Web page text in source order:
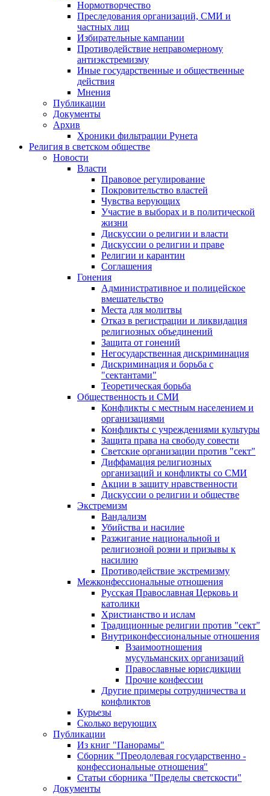
Нормотворчество
Преследования организаций, СМИ и
частных лиц
Избирательные кампании
Противодействие неправомерному
антиэкстремизму
Иные государственные и общественные
действия
Мнения
Публикации
Документы
Архив
Хроники фильтрации Рунета
Религия в светском обществе
Новости
Власти
Правовое регулирование
Покровительство властей
Чувства верующих
Участие в выборах и в политической
жизни
Дискуссии о религии и власти
Дискуссии о религии и праве
Религии и карантин
Соглашения
Гонения
Административное и полицейское
вмешательство
Места для молитвы
Отказ в регистрации и ликвидация
религиозных объединений
Защита от гонений
Негосударственная дискриминация
Дискриминация и борьба с
"сектантами"
Теоретическая борьба
Общественность и СМИ
Конфликты с местным населением и
организациями
Конфликты с учреждениями культуры
Защита права на свободу совести
Светские организации против "сект"
Диффамация религиозных
организаций и конфликты со СМИ
Акции в защиту нравственности
Дискуссии о религии и обществе
Экстремизм
Вандализм
Убийства и насилие
Разжигание национальной и
религиозной розни и призывы к
насилию
Противодействие экстремизму
Межконфессиональные отношения
Русская Православная Церковь и
католики
Христианство и ислам
Традиционные религии против "сект"
Внутриконфессиональные отношения
Взаимоотношения
мусульманских организаций
Православные юрисдикции
Прочие конфессии
Другие примеры сотрудничества и
конфликтов
Курьезы
Сколько верующих
Публикации
Из книг "Панорамы"
Сборник "Преодолевая государственно -
конфессиональные отношения"
Статьи сборника "Пределы светскости"
Документы